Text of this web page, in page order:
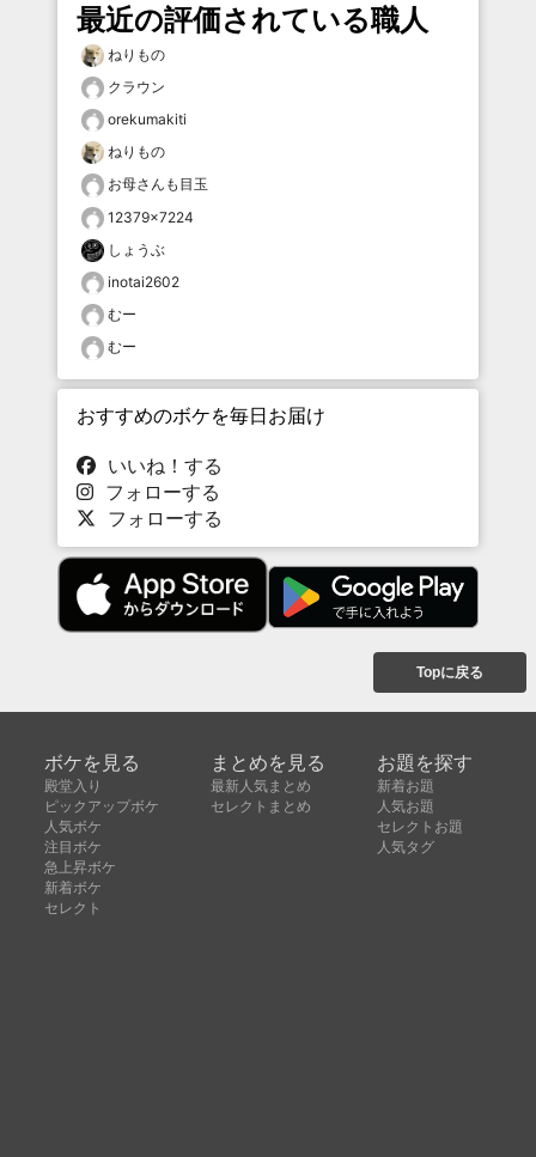
最近の評価されている職人
ねりもの
クラウン
orekumakiti
ねりもの
お母さんも目玉
12379×7224
しょうぶ
inotai2602
むー
むー
おすすめのボケを毎日お届け
いいね！する
フォローする
フォローする
Topに戻る
ボケを見る
殿堂入り
ピックアップボケ
人気ボケ
注目ボケ
急上昇ボケ
新着ボケ
セレクト
まとめを見る
最新人気まとめ
セレクトまとめ
お題を探す
新着お題
人気お題
セレクトお題
人気タグ